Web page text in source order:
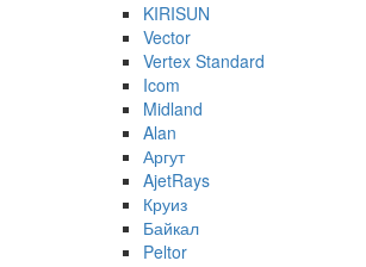
KIRISUN
Vector
Vertex Standard
Icom
Midland
Alan
Аргут
AjetRays
Круиз
Байкал
Peltor